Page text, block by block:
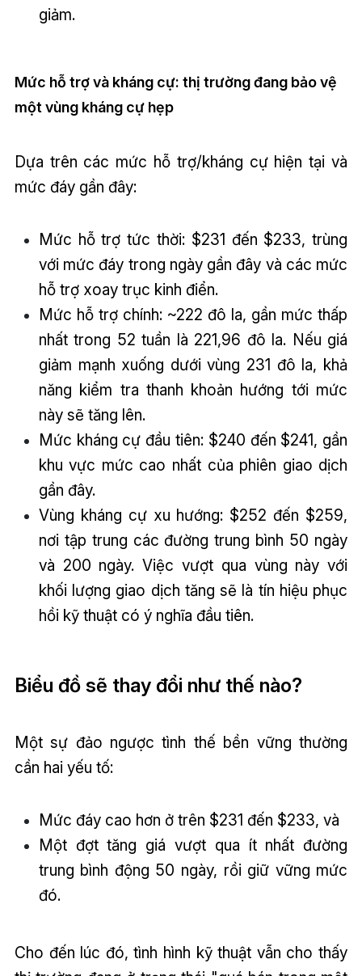
giảm.
Mức hỗ trợ và kháng cự: thị trường đang bảo vệ
một vùng kháng cự hẹp
Dựa trên các mức hỗ trợ/kháng cự hiện tại và
mức đáy gần đây:
Mức hỗ trợ tức thời: $231 đến $233, trùng
với mức đáy trong ngày gần đây và các mức
hỗ trợ xoay trục kinh điển.
Mức hỗ trợ chính: ~222 đô la, gần mức thấp
nhất trong 52 tuần là 221,96 đô la. Nếu giá
giảm mạnh xuống dưới vùng 231 đô la, khả
năng kiểm tra thanh khoản hướng tới mức
này sẽ tăng lên.
Mức kháng cự đầu tiên: $240 đến $241, gần
khu vực mức cao nhất của phiên giao dịch
gần đây.
Vùng kháng cự xu hướng: $252 đến $259,
nơi tập trung các đường trung bình 50 ngày
và 200 ngày. Việc vượt qua vùng này với
khối lượng giao dịch tăng sẽ là tín hiệu phục
hồi kỹ thuật có ý nghĩa đầu tiên.
Biểu đồ sẽ thay đổi như thế nào?
Một sự đảo ngược tình thế bền vững thường
cần hai yếu tố:
Mức đáy cao hơn ở trên $231 đến $233, và
Một đợt tăng giá vượt qua ít nhất đường
trung bình động 50 ngày, rồi giữ vững mức
đó.
Cho đến lúc đó, tình hình kỹ thuật vẫn cho thấy